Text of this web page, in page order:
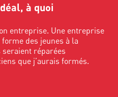
à quoi
entreprise. Une entreprise
des jeunes à la
seraient réparées
que j’aurais formés.